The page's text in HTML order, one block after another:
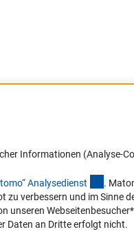
in Ihr Mailpostfach oder schauen Sie
Ausgaben online an.
Zum Newsletter
Informationen (Analyse-
Analysedienst
.
verbessern und im Sinne
Daten an Dritte erfolgt nicht.